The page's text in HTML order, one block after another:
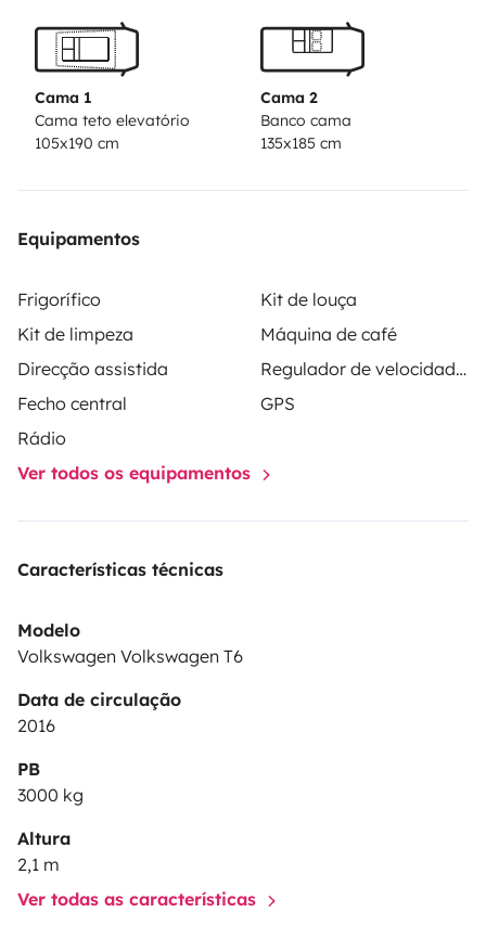
Cama 1
Cama teto elevatório
105x190 cm
Cama 2
Banco cama
135x185 cm
Equipamentos
Frigorífico
Kit de louça
Kit de limpeza
Máquina de café
Direcção assistida
Regulador de velocidade / Cruise Control
Fecho central
GPS
Rádio
Ver todos os equipamentos
Características técnicas
Modelo
Volkswagen Volkswagen T6
Data de circulação
2016
PB
3000 kg
Altura
2,1 m
Ver todas as características